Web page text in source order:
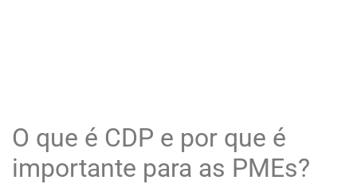
O que é CDP e por que é
importante para as PMEs?